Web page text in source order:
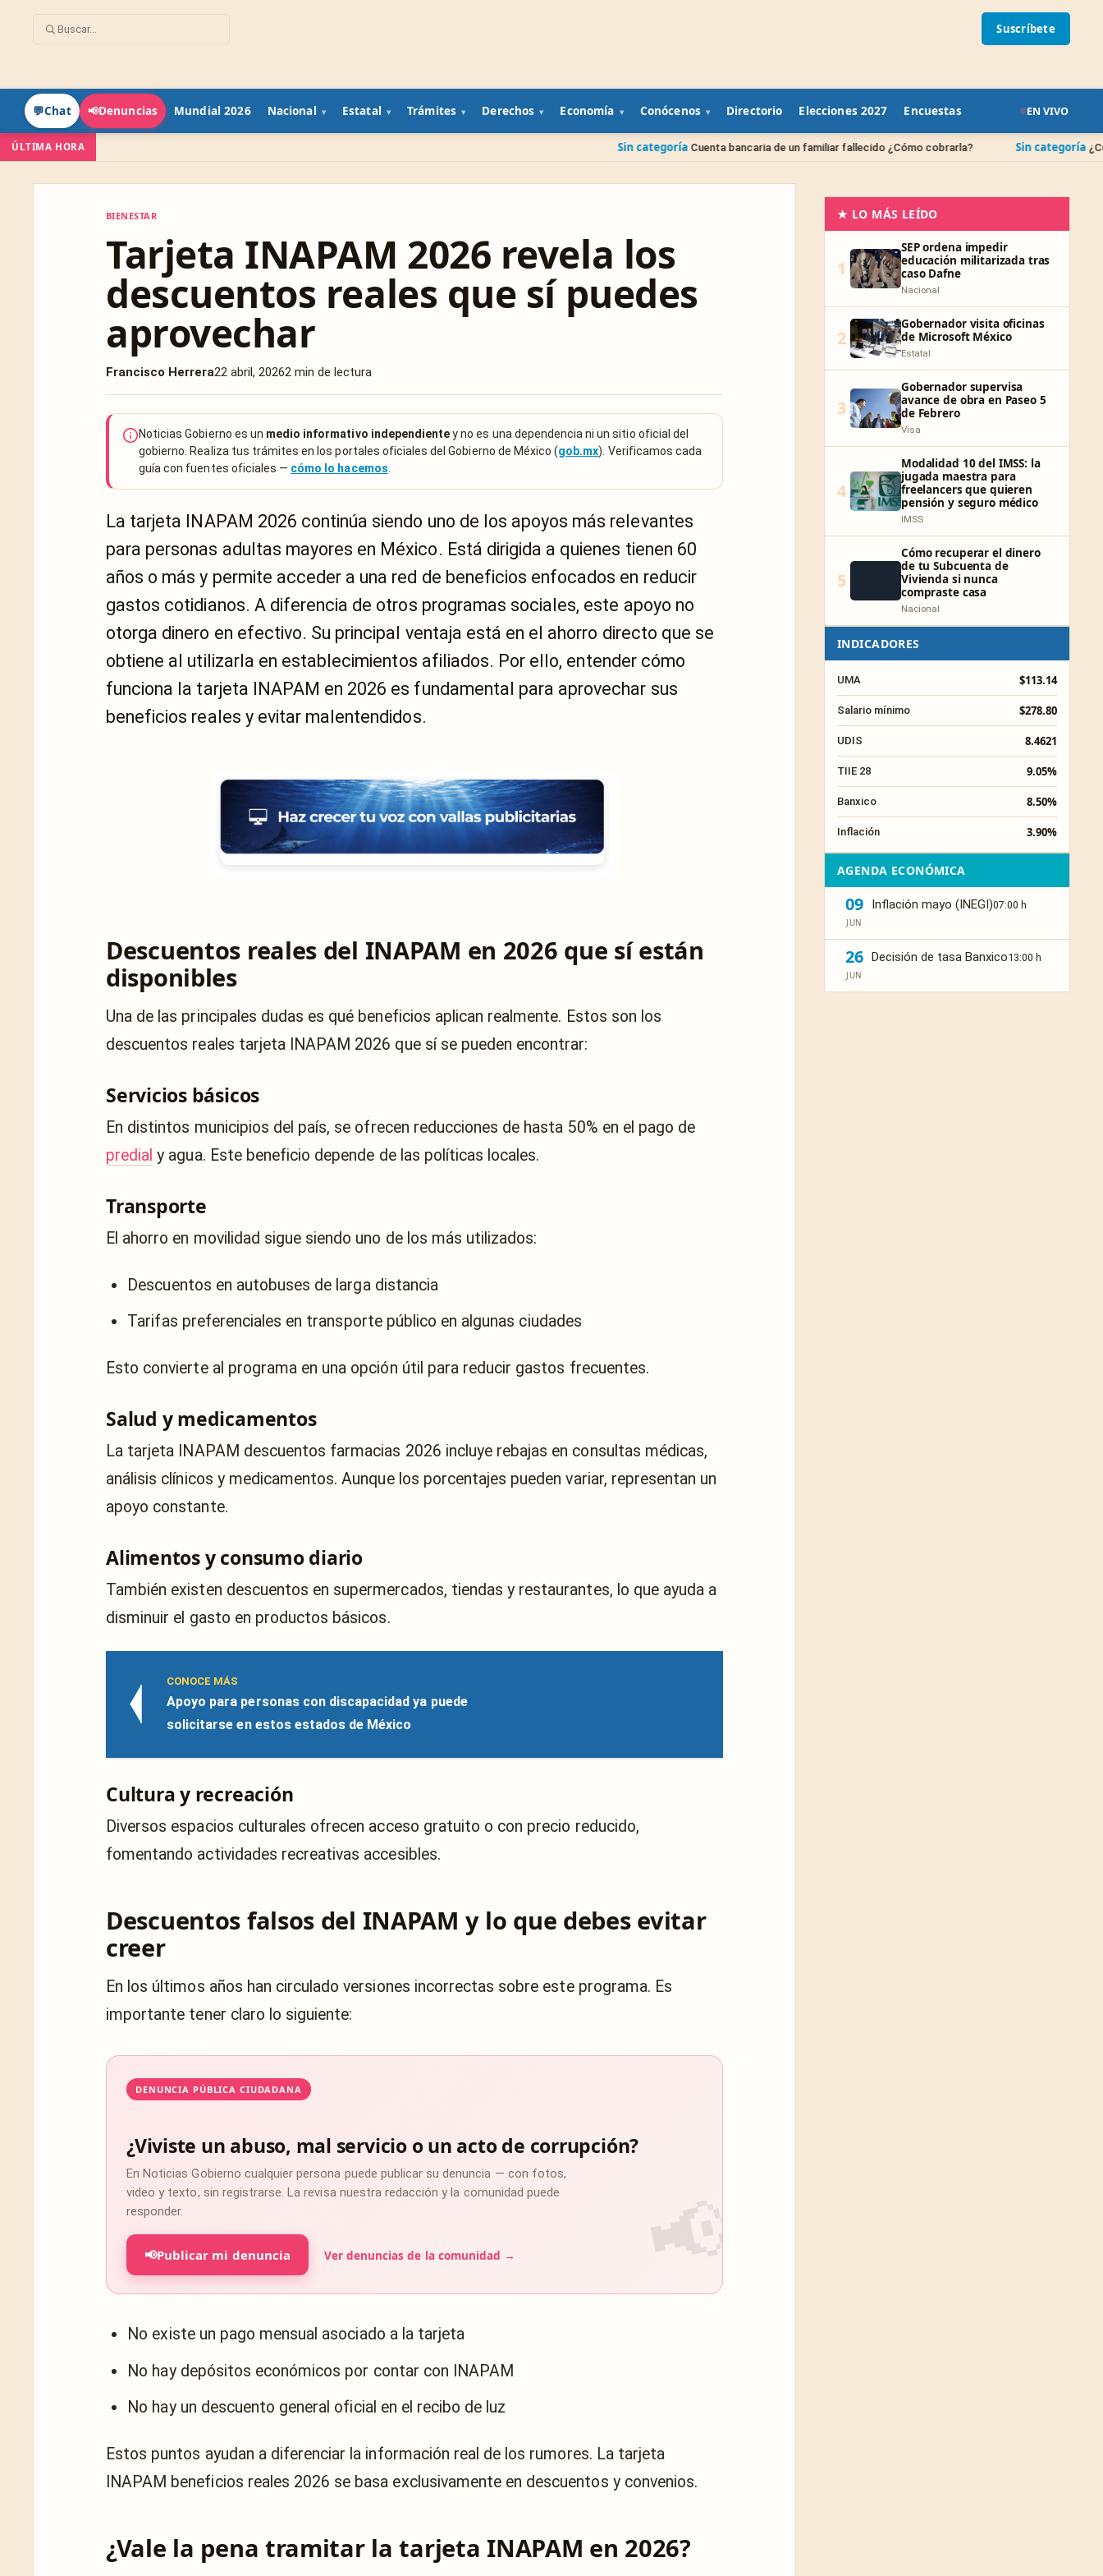
Suscríbete
💬Chat 📢Denuncias Mundial 2026 Nacional Estatal Trámites Derechos Economía Conócenos Directorio Elecciones 2027 Encuestas EN VIVO
ÚLTIMA HORA Cuenta bancaria de un familiar fallecido ¿Cómo cobrarla? Sin categoría ¿Cuándo se borran
BIENESTAR
Tarjeta INAPAM 2026 revela los
descuentos reales que sí puedes
aprovechar
Francisco Herrera22 abril, 20262 min de lectura
Noticias Gobierno es un medio informativo independientey no es una dependencia ni un sitio oficial del
gobierno. Realiza tus trámites en los portales oficiales del Gobierno de México (gob.mx). Verificamos cada
guía con fuentes oficiales — cómo lo hacemos
La tarjeta INAPAM 2026 continúa siendo uno de los apoyos más relevantes
para personas adultas mayores en México. Está dirigida a quienes tienen 60
años o más y permite acceder a una red de beneficios enfocados en reducir
gastos cotidianos. A diferencia de otros programas sociales, este apoyo no
otorga dinero en efectivo. Su principal ventaja está en el ahorro directo que se
obtiene al utilizarla en establecimientos afiliados. Por ello, entender cómo
funciona la tarjeta INAPAM en 2026 es fundamental para aprovechar sus
beneficios reales y evitar malentendidos.
Descuentos reales del INAPAM en 2026 que sí están
disponibles
Una de las principales dudas es qué beneficios aplican realmente. Estos son los
descuentos reales tarjeta INAPAM 2026 que sí se pueden encontrar:
Servicios básicos
En distintos municipios del país, se ofrecen reducciones de hasta 50% en el pago de
predial y agua. Este beneficio depende de las políticas locales.
Transporte
El ahorro en movilidad sigue siendo uno de los más utilizados:
Descuentos en autobuses de larga distancia
Tarifas preferenciales en transporte público en algunas ciudades
Esto convierte al programa en una opción útil para reducir gastos frecuentes.
Salud y medicamentos
La tarjeta INAPAM descuentos farmacias 2026 incluye rebajas en consultas médicas,
análisis clínicos y medicamentos. Aunque los porcentajes pueden variar, representan un
apoyo constante.
Alimentos y consumo diario
También existen descuentos en supermercados, tiendas y restaurantes, lo que ayuda a
disminuir el gasto en productos básicos.
CONOCE MÁS
Apoyo para personas con discapacidad ya puede
solicitarse en estos estados de México
Cultura y recreación
Diversos espacios culturales ofrecen acceso gratuito o con precio reducido,
fomentando actividades recreativas accesibles.
Descuentos falsos del INAPAM y lo que debes evitar
creer
En los últimos años han circulado versiones incorrectas sobre este programa. Es
importante tener claro lo siguiente:
DENUNCIA PÚBLICA CIUDADANA
¿Viviste un abuso, mal servicio o un acto de corrupción?
En Noticias Gobierno cualquier persona puede publicar su denuncia — con fotos,
video y texto, sin registrarse. La revisa nuestra redacción y la comunidad puede
responder.
📢Publicar mi denuncia Ver denuncias de la comunidad →
No existe un pago mensual asociado a la tarjeta
No hay depósitos económicos por contar con INAPAM
No hay un descuento general oficial en el recibo de luz
Estos puntos ayudan a diferenciar la información real de los rumores. La tarjeta
INAPAM beneficios reales 2026 se basa exclusivamente en descuentos y convenios.
¿Vale la pena tramitar la tarjeta INAPAM en 2026?
★ LO MÁS LEÍDO
1
SEP ordena impedir
educación militarizada tras
caso Dafne
Nacional
2
Gobernador visita oficinas
de Microsoft México
Estatal
3
Gobernador supervisa
avance de obra en Paseo 5
de Febrero
Visa
4
Modalidad 10 del IMSS: la
jugada maestra para
freelancers que quieren
pensión y seguro médico
IMSS
5
Cómo recuperar el dinero
de tu Subcuenta de
Vivienda si nunca
compraste casa
Nacional
INDICADORES
UMA $113.14
Salario mínimo $278.80
UDIS 8.4621
TIIE 28 9.05%
Banxico 8.50%
Inflación 3.90%
AGENDA ECONÓMICA
09
JUN
Inflación mayo (INEGI)07:00 h
26
JUN
Decisión de tasa Banxico13:00 h